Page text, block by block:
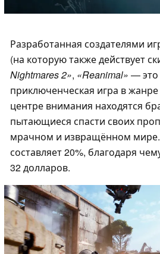
Разработанная создателями
(на которую также действует
Nightmares 2», «Reanimal» — это
приключенческая игра в
центре внимания находятся
пытающиеся спасти своих
мрачном и извращённом мире.
составляет 20%, благодаря
32 долларов.